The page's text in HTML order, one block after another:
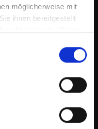
möglicherweise mit
ihnen bereitgestellt